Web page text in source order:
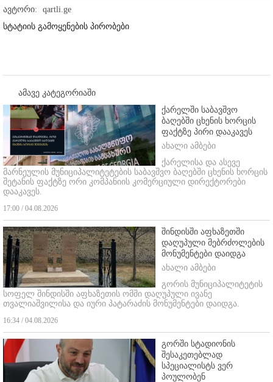
ავტორი:
qartli.ge
სტატიის გამოყენების პირობები
ამავე კატეგორიაში
ქარელში საბავშვო
ბაღებში ცხენის ხორცის
ფაქტზე პირი დააკავეს
ახალი ამბები
ქარელისა და ასევე
მარნეულის მუნიციპალიტეტების საბავშვო ბაღებში ცხენის ხორცის
შეტანის ფაქტზე ორი კომპანიის კომერციული დირექტორები
დააკავეს.
17:00 / 04.08.2026
შინდისში აფხაზეთში
დაღუპული მებრძოლების
მონუმენტები დაიდგა
ახალი ამბები
გორის მუნიციპალიტეტის
სოფელ შინდისში აფხაზეთის ომში დაღუპული ივანე
თვალიაშვილისა და იური პატარაძის მონუმენტები დაიდგა.
16:34 / 04.08.2026
გორში სტადიონის
შესაკეთებლად
სპეციალისტს ვერ
პოულობენ